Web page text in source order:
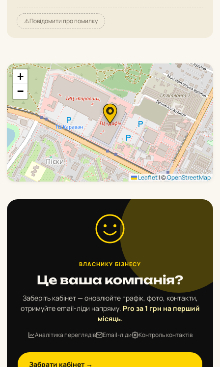
⚠️Повідомити про помилку
+
−
Leaflet|©OpenStreetMap
ВЛАСНИКУ БІЗНЕСУ
Це ваша компанія?
Заберіть кабінет — оновлюйте графік, фото, контакти,
отримуйте email-ліди напряму. Pro за 1 грн на перший
місяць.
Аналітика переглядів Email-ліди Контроль контактів
Забрати кабінет →